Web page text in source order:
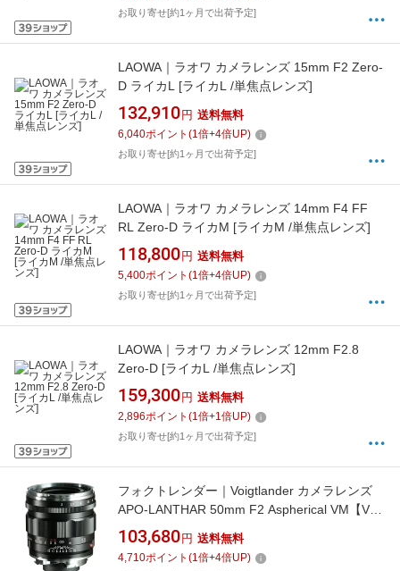
お取り寄せ[約1ヶ月で出荷予定]
LAOWA｜ラオワ カメラレンズ 15mm F2 Zero-
D ライカL [ライカL /単焦点レンズ]
132,910 円 送料無料
6,040ポイント (1倍+4倍UP)
お取り寄せ[約1ヶ月で出荷予定]
LAOWA｜ラオワ カメラレンズ 14mm F4 FF
RL Zero-D ライカM [ライカM /単焦点レンズ]
118,800 円 送料無料
5,400ポイント (1倍+4倍UP)
お取り寄せ[約1ヶ月で出荷予定]
LAOWA｜ラオワ カメラレンズ 12mm F2.8
Zero-D [ライカL /単焦点レンズ]
159,300 円 送料無料
2,896ポイント (1倍+1倍UP)
お取り寄せ[約1ヶ月で出荷予定]
フォクトレンダー｜Voigtlander カメラレンズ
APO-LANTHAR 50mm F2 Aspherical VM【VM
マウント】 [ライカM /単焦点レンズ]
103,680 円 送料無料
4,710ポイント (1倍+4倍UP)